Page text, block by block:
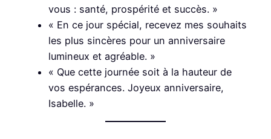
vous : santé, prospérité et succès. »
« En ce jour spécial, recevez mes souhaits
les plus sincères pour un anniversaire
lumineux et agréable. »
« Que cette journée soit à la hauteur de
vos espérances. Joyeux anniversaire,
Isabelle. »